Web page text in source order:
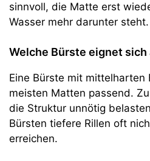
sinnvoll, die Matte erst
Wasser mehr darunter steht.
Welche Bürste eignet sich
Eine Bürste mit mittelharten
meisten Matten passend.
die Struktur unnötig
Bürsten tiefere Rillen oft
erreichen.